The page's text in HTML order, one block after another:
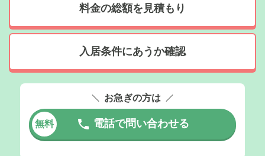
料金の総額を見積もり
入居条件にあうか確認
お急ぎの方は
無料 電話で問い合わせる